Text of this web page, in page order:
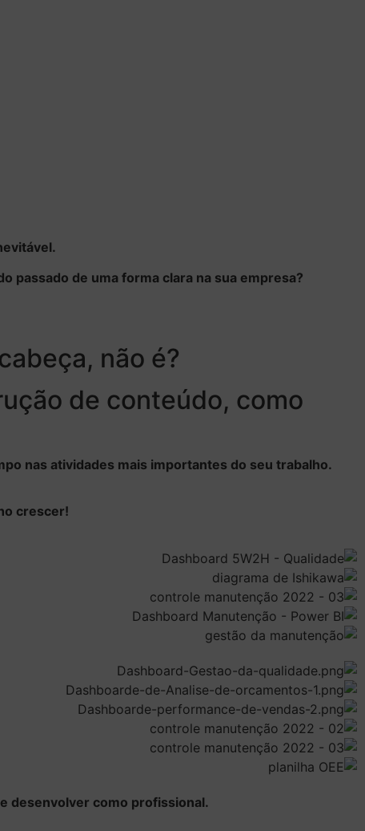
passado de uma forma clara na sua empresa?
não é?​
de conteúdo, como
nas atividades mais importantes do seu trabalho.
crescer!
desenvolver como profissional.